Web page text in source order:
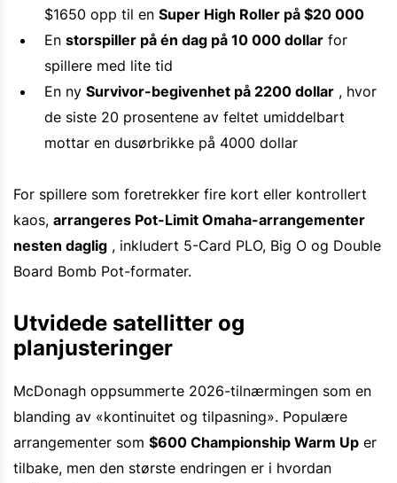
$1650 opp til en Super High Roller på $20 000
En storspiller på én dag på 10 000 dollar for
spillere med lite tid
En ny Survivor-begivenhet på 2200 dollar , hvor
de siste 20 prosentene av feltet umiddelbart
mottar en dusørbrikke på 4000 dollar
For spillere som foretrekker fire kort eller kontrollert
kaos, arrangeres Pot-Limit Omaha-arrangementer
nesten daglig , inkludert 5-Card PLO, Big O og Double
Board Bomb Pot-formater.
Utvidede satellitter og
planjusteringer
McDonagh oppsummerte 2026-tilnærmingen som en
blanding av «kontinuitet og tilpasning». Populære
arrangementer som $600 Championship Warm Up er
tilbake, men den største endringen er i hvordan